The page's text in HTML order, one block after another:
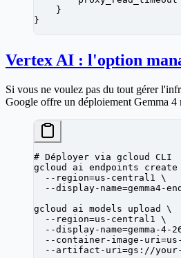
    }
}
Vertex AI : l'option
Si vous ne voulez pas du tout gérer
Google offre un déploiement Gemma 4
# Déployer via gcloud CLI
gcloud
ai endpoints create
  --region=us-central1
\
--display-name=gemma4-
gcloud
ai models upload
\
  --region=us-central1
\
--display-name=gemma-4-
--container-image-
--artifact-uri=gs://